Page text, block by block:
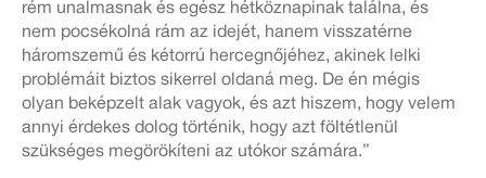
rém unalmasnak és egész hétköznapinak találna, és
nem pocsékolná rám az idejét, hanem visszatérne
háromszemű és kétorrú hercegnőjéhez, akinek lelki
problémáit biztos sikerrel oldaná meg. De én mégis
olyan beképzelt alak vagyok, és azt hiszem, hogy velem
annyi érdekes dolog történik, hogy azt föltétlenül
szükséges megörökíteni az utókor számára.”